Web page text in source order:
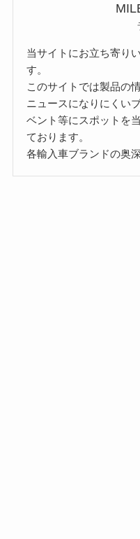
当サイトにお立ち寄り
す。
このサイトでは製品の
ニュースになりにくい
ベント等にスポットを
ております。
各輸入車ブランドの奥